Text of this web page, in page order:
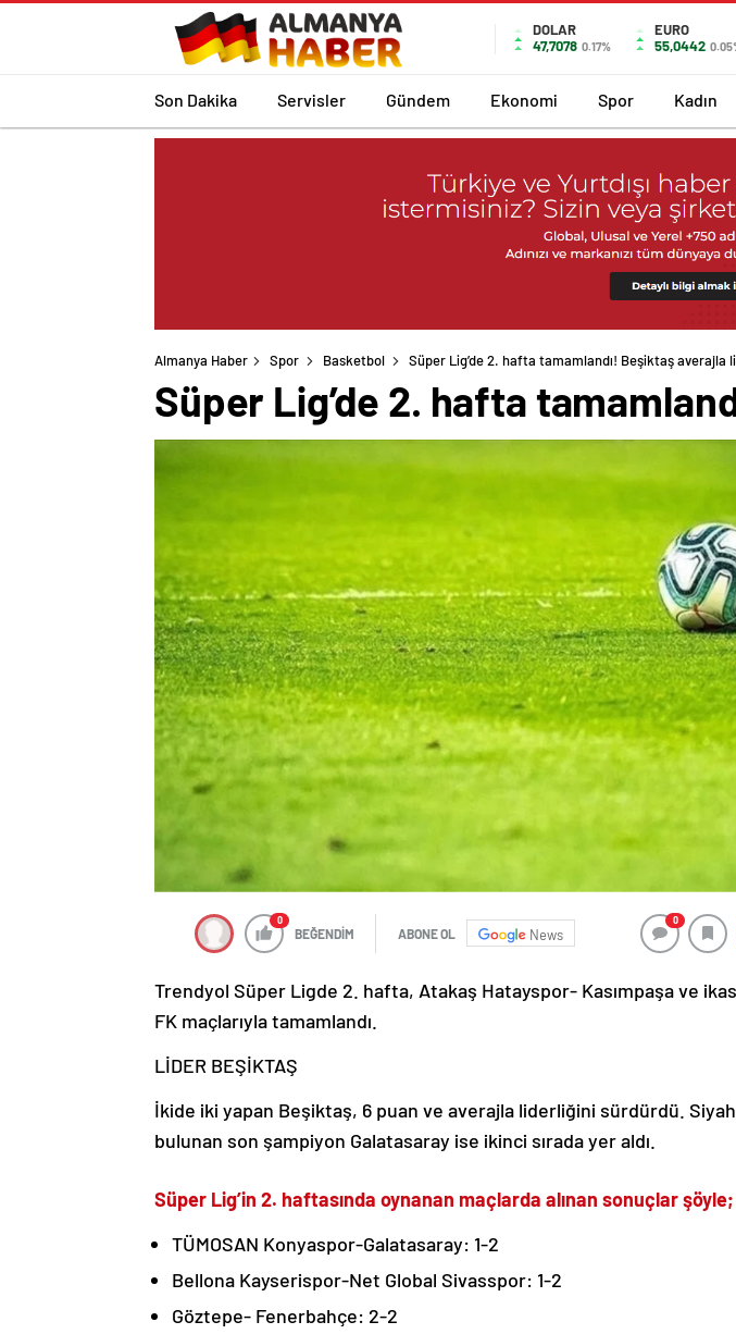
DOLAR
47,7078 0.17%
EURO
55,0442
Son Dakika Servisler Gündem Ekonomi Spor Kadın
Almanya Haber Spor Basketbol Süper Lig’de 2. hafta tamamlandı! Beşiktaş averajla
Süper Lig’de 2. hafta
0
BEĞENDİM ABONE OL News
0
Trendyol Süper Ligde 2. hafta, Atakaş Hatayspor- Kasımpaşa ve
FK maçlarıyla tamamlandı.
LİDER BEŞİKTAŞ
İkide iki yapan Beşiktaş, 6 puan ve averajla liderliğini sürdürdü. Siyah-
bulunan son şampiyon Galatasaray ise ikinci sırada yer aldı.
Süper Lig’in 2. haftasında oynanan maçlarda alınan sonuçlar şöyle;
TÜMOSAN Konyaspor-Galatasaray: 1-2
Bellona Kayserispor-Net Global Sivasspor: 1-2
Göztepe- Fenerbahçe: 2-2